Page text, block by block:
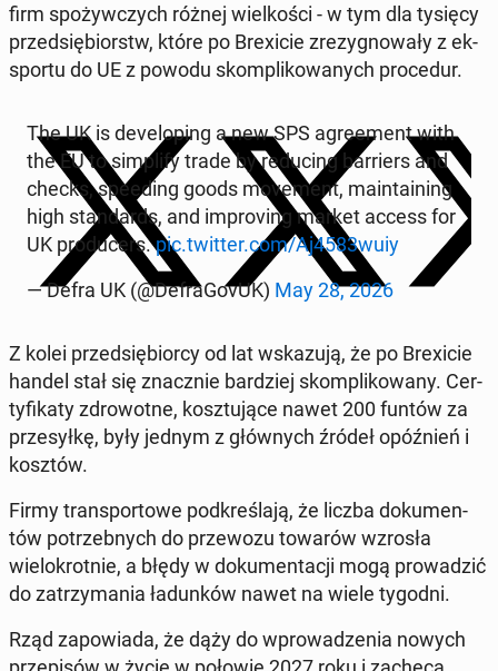
firm spoży­w­czych różnej wielkoś­ci - w tym dla tysięcy
przed­siębiorstw, które po Brex­i­cie zrezyg­nowały z ek­
sportu do UE z powodu skom­p­likowanych pro­ce­dur.
The UK is de­vel­op­ing a new SPS agree­ment with
the EU to sim­pli­fy trade by re­duc­ing bar­ri­ers and
checks, speed­ing goods move­ment, main­tain­ing
high stan­dards, and im­prov­ing market access for
UK pro­duc­ers.pic.twitter.com/Aj4583wuiy
— Defra UK (@De­fraGovUK) May 28, 2026
Z kolei przed­siębior­cy od lat wskazu­ją, że po Brex­i­cie
handel stał się znacznie bardziej skom­p­likowany. Cer­
ty­fikaty zdrowotne, kosz­tu­jące nawet 200 funtów za
przesyłkę, były jednym z głównych źródeł opóźnień i
kosztów.
Firmy trans­portowe pod­kreśla­ją, że liczba doku­men­
tów potrzeb­nych do prze­wozu towarów wzrosła
wielokrot­nie, a błędy w doku­men­tacji mogą prowadz­ić
do za­trzy­ma­nia ładunków nawet na wiele tygodni.
Rząd za­powia­da, że dąży do wprowadzenia nowych